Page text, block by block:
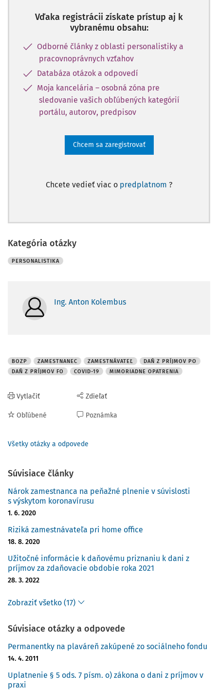
Vďaka registrácii získate prístup aj k
vybranému obsahu:
Odborné články z oblasti personalistiky a
pracovnoprávnych vzťahov
Databáza otázok a odpovedí
Moja kancelária – osobná zóna pre
sledovanie vašich obľúbených kategórií
portálu, autorov, predpisov
Chcem sa zaregistrovať
Chcete vedieť viac o predplatnom ?
Kategória otázky
PERSONALISTIKA
Ing. Anton Kolembus
BOZP ZAMESTNANEC ZAMESTNÁVATEĽ
DAŇ Z PRÍJMOV PO
DAŇ Z PRÍJMOV FO
COVID-19 MIMORIADNE OPATRENIA
Vytlačiť
Obľúbené
Zdieľať
Poznámka
Všetky otázky a odpovede
Súvisiace články
Nárok zamestnanca na peňažné plnenie v súvislosti
s výskytom koronavírusu
1. 6. 2020
Riziká zamestnávateľa pri home office
18. 8. 2020
Užitočné informácie k daňovému priznaniu k dani z
príjmov za zdaňovacie obdobie roka 2021
28. 3. 2022
Zobraziť všetko (17)
Súvisiace otázky a odpovede
Permanentky na plaváreň zakúpené zo sociálneho fondu
14. 4. 2011
Uplatnenie § 5 ods. 7 písm. o) zákona o dani z príjmov v
praxi